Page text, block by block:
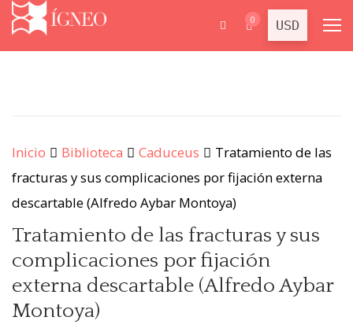
0
Inicio Biblioteca Caduceus
Tratamiento de las
fracturas y sus complicaciones por fijación externa
descartable (Alfredo Aybar Montoya)
Tratamiento de las fracturas y sus
complicaciones por fijación
externa descartable (Alfredo Aybar
Montoya)